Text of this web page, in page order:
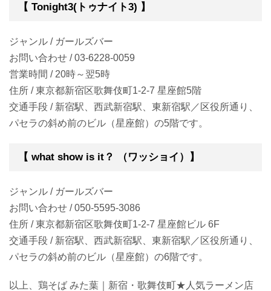
【 Tonight3(トゥナイト3) 】
ジャンル / ガールズバー
お問い合わせ / 03-6228-0059
営業時間 / 20時～翌5時
住所 / 東京都新宿区歌舞伎町1-2-7 星座館5階
交通手段 / 新宿駅、西武新宿駅、東新宿駅／区役所通り、
パセラの斜め前のビル（星座館）の5階です。
【 what show is it？ （ワッショイ）】
ジャンル / ガールズバー
お問い合わせ / 050-5595-3086
住所 / 東京都新宿区歌舞伎町1-2-7 星座館ビル 6F
交通手段 / 新宿駅、西武新宿駅、東新宿駅／区役所通り、
パセラの斜め前のビル（星座館）の6階です。
以上、鶏そば みた葉｜新宿・歌舞伎町★人気ラーメン店